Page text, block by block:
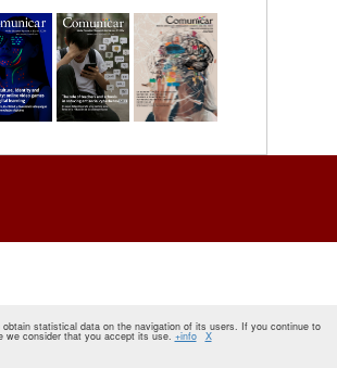
statistical data on the navigation of its users. If you continue to
we consider that you accept its use. +info X